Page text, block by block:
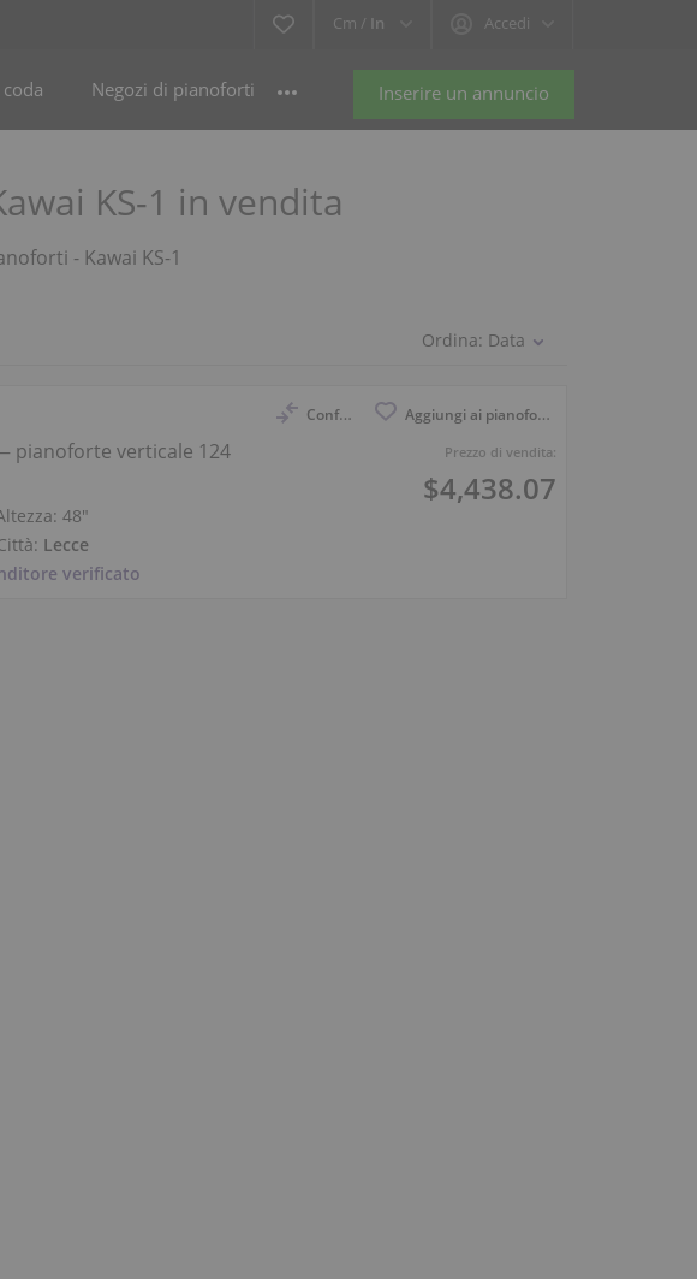
Cm / In Accedi
Inserire un annuncio
Negozi di pianoforti
KS-1 in vendita
- Kawai KS-1
Ordina: Data
Confronto Aggiungi ai pianoforti osservati
Prezzo di vendita:
$4,438.07
pianoforte verticale 124
48″
Lecce
verificato